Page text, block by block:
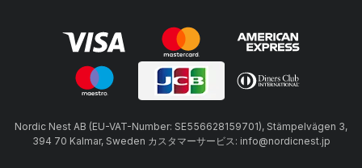
Nordic Nest AB (EU-VAT-Number: SE556628159701), Stämpelvägen 3,
394 70 Kalmar, Sweden カスタマーサービス: info@nordicnest.jp